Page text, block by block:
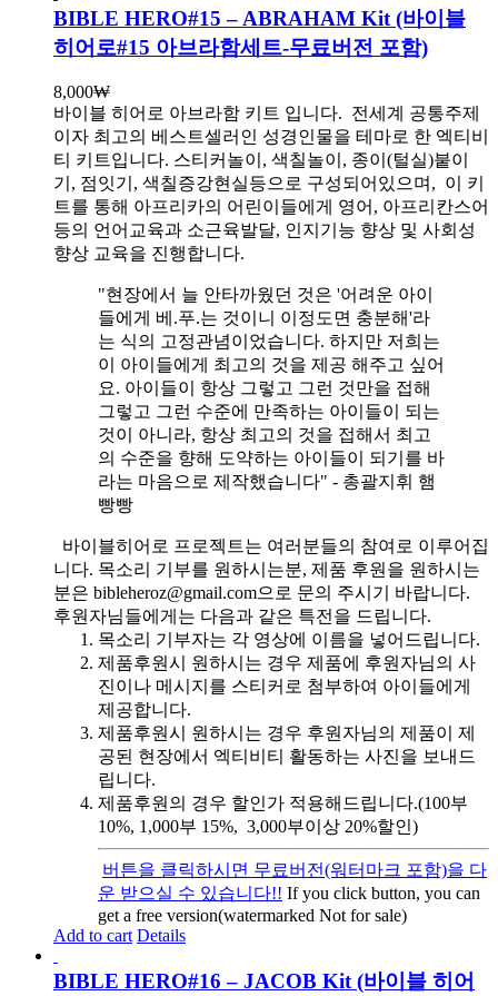
BIBLE HERO#15 – ABRAHAM Kit (바이블
히어로#15 아브라함세트-무료버전 포함)
8,000₩
바이블 히어로 아브라함 키트 입니다. 전세계 공통주제
이자 최고의 베스트셀러인 성경인물을 테마로 한 엑티비
티 키트입니다. 스티커놀이, 색칠놀이, 종이(털실)붙이
기, 점잇기, 색칠증강현실등으로 구성되어있으며, 이 키
트를 통해 아프리카의 어린이들에게 영어, 아프리칸스어
등의 언어교육과 소근육발달, 인지기능 향상 및 사회성
향상 교육을 진행합니다.
"현장에서 늘 안타까웠던 것은 '어려운 아이
들에게 베.푸.는 것이니 이정도면 충분해'라
는 식의 고정관념이었습니다. 하지만 저희는
이 아이들에게 최고의 것을 제공 해주고 싶어
요. 아이들이 항상 그렇고 그런 것만을 접해
그렇고 그런 수준에 만족하는 아이들이 되는
것이 아니라, 항상 최고의 것을 접해서 최고
의 수준을 향해 도약하는 아이들이 되기를 바
라는 마음으로 제작했습니다" - 총괄지휘 햄
빵빵
바이블히어로 프로젝트는 여러분들의 참여로 이루어집
니다. 목소리 기부를 원하시는분, 제품 후원을 원하시는
분은 bibleheroz@gmail.com으로 문의 주시기 바랍니다.
후원자님들에게는 다음과 같은 특전을 드립니다.
목소리 기부자는 각 영상에 이름을 넣어드립니다.
제품후원시 원하시는 경우 제품에 후원자님의 사
진이나 메시지를 스티커로 첨부하여 아이들에게
제공합니다.
제품후원시 원하시는 경우 후원자님의 제품이 제
공된 현장에서 엑티비티 활동하는 사진을 보내드
립니다.
제품후원의 경우 할인가 적용해드립니다.(100부
10%, 1,000부 15%, 3,000부이상 20%할인)
버튼을 클릭하시면 무료버전(워터마크 포함)을 다
운 받으실 수 있습니다!! If you click button, you can
get a free version(watermarked Not for sale)
Add to cart Details
BIBLE HERO#16 – JACOB Kit (바이블 히어